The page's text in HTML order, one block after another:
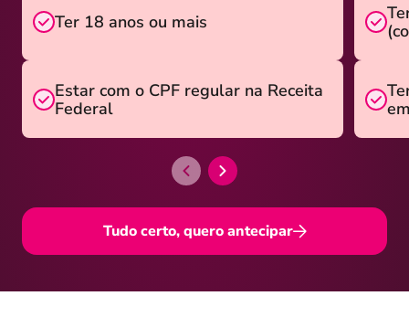
Ter 18 anos ou mais
Estar com o CPF regular na Receita
Federal
Tudo certo, quero antecipar